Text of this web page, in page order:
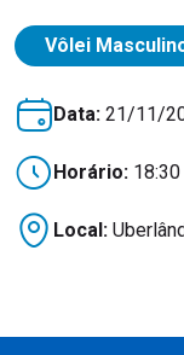
Vôlei
Data: 21/11/
Horário: 18:30
Local: